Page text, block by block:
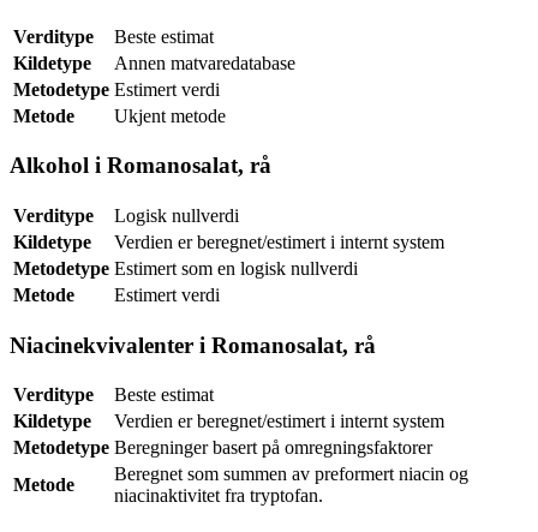
Verditype
Beste estimat
Kildetype
Annen matvaredatabase
Metodetype Estimert verdi
Metode
Ukjent metode
Alkohol i Romanosalat, rå
Verditype
Logisk nullverdi
Kildetype
Verdien er beregnet/estimert i internt system
Metodetype Estimert som en logisk nullverdi
Metode
Estimert verdi
Niacinekvivalenter i Romanosalat, rå
Verditype
Beste estimat
Kildetype
Verdien er beregnet/estimert i internt system
Metodetype Beregninger basert på omregningsfaktorer
Metode
Beregnet som summen av preformert niacin og
niacinaktivitet fra tryptofan.